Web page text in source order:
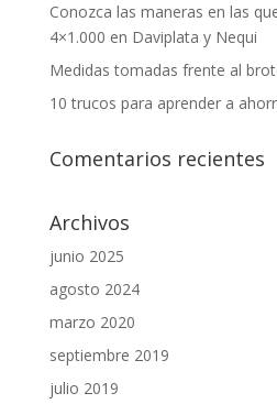
Conozca las maneras en las
4×1.000 en Daviplata y Nequi
Medidas tomadas frente al
10 trucos para aprender a
Comentarios recientes
Archivos
junio 2025
agosto 2024
marzo 2020
septiembre 2019
julio 2019